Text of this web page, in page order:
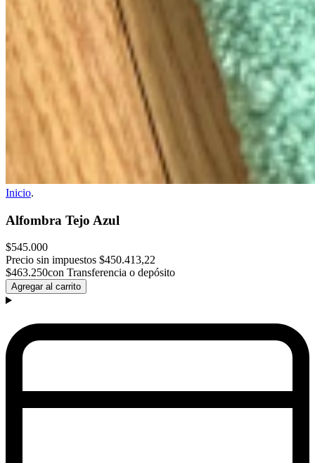
Inicio.
Alfombra Tejo Azul
$545.000
Precio sin impuestos $450.413,22
$463.250con Transferencia o depósito
Agregar al carrito